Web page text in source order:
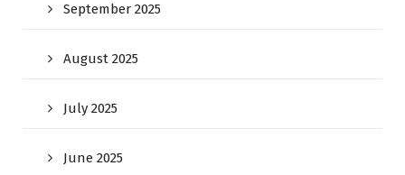
September 2025
August 2025
July 2025
June 2025